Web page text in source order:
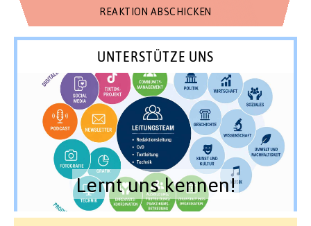
UNTERSTÜTZE UNS
Lernt uns kennen!